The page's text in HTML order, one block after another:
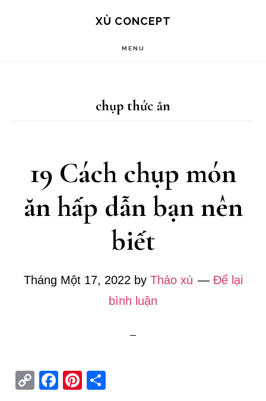
XÙ CONCEPT
MENU
chụp thức ăn
19 Cách chụp món
ăn hấp dẫn bạn nên
biết
Tháng Một 17, 2022 by Thảo xù
Để lại
bình luận
C
Fa Pi